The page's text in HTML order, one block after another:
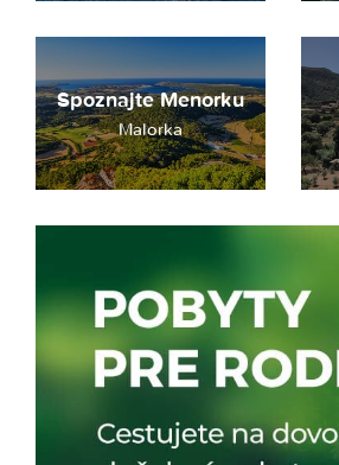
Spoznajte Menorku
Malorka